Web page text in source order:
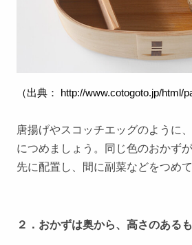
（出典： http://www.cotogoto.jp/html/
唐揚げやスコッチエッグのように
につめましょう。同じ色のおかず
先に配置し、間に副菜などをつめて
２．おかずは奥から、高さのある